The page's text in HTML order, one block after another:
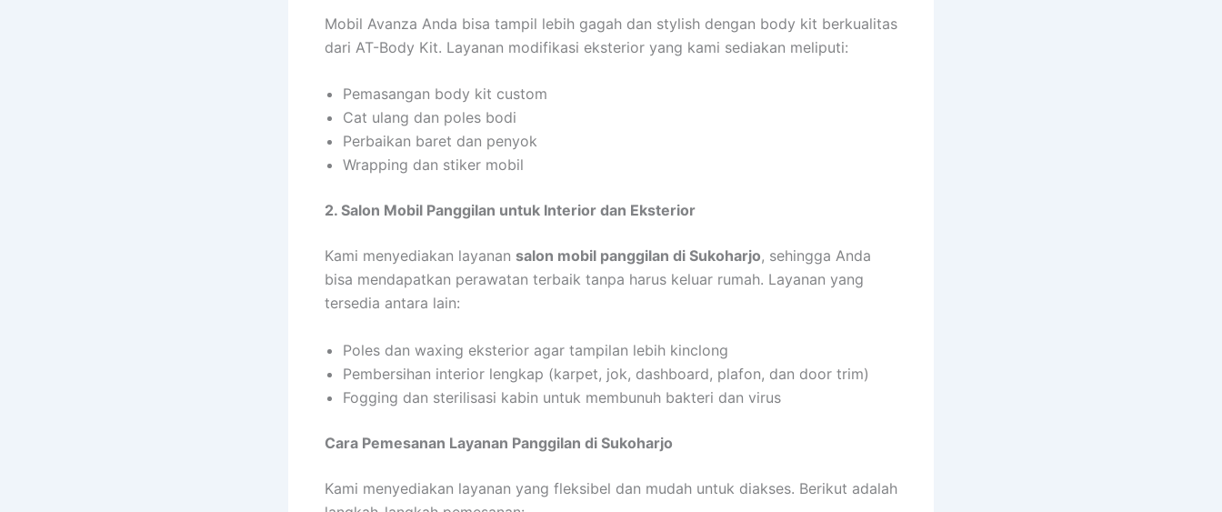
Mobil Avanza Anda bisa tampil lebih gagah dan stylish dengan body kit berkualitas
dari AT-Body Kit. Layanan modifikasi eksterior yang kami sediakan meliputi:
Pemasangan body kit custom
Cat ulang dan poles bodi
Perbaikan baret dan penyok
Wrapping dan stiker mobil
2. Salon Mobil Panggilan untuk Interior dan Eksterior
Kami menyediakan layanan salon mobil panggilan di Sukoharjo, sehingga Anda
bisa mendapatkan perawatan terbaik tanpa harus keluar rumah. Layanan yang
tersedia antara lain:
Poles dan waxing eksterior agar tampilan lebih kinclong
Pembersihan interior lengkap (karpet, jok, dashboard, plafon, dan door trim)
Fogging dan sterilisasi kabin untuk membunuh bakteri dan virus
Cara Pemesanan Layanan Panggilan di Sukoharjo
Kami menyediakan layanan yang fleksibel dan mudah untuk diakses. Berikut adalah